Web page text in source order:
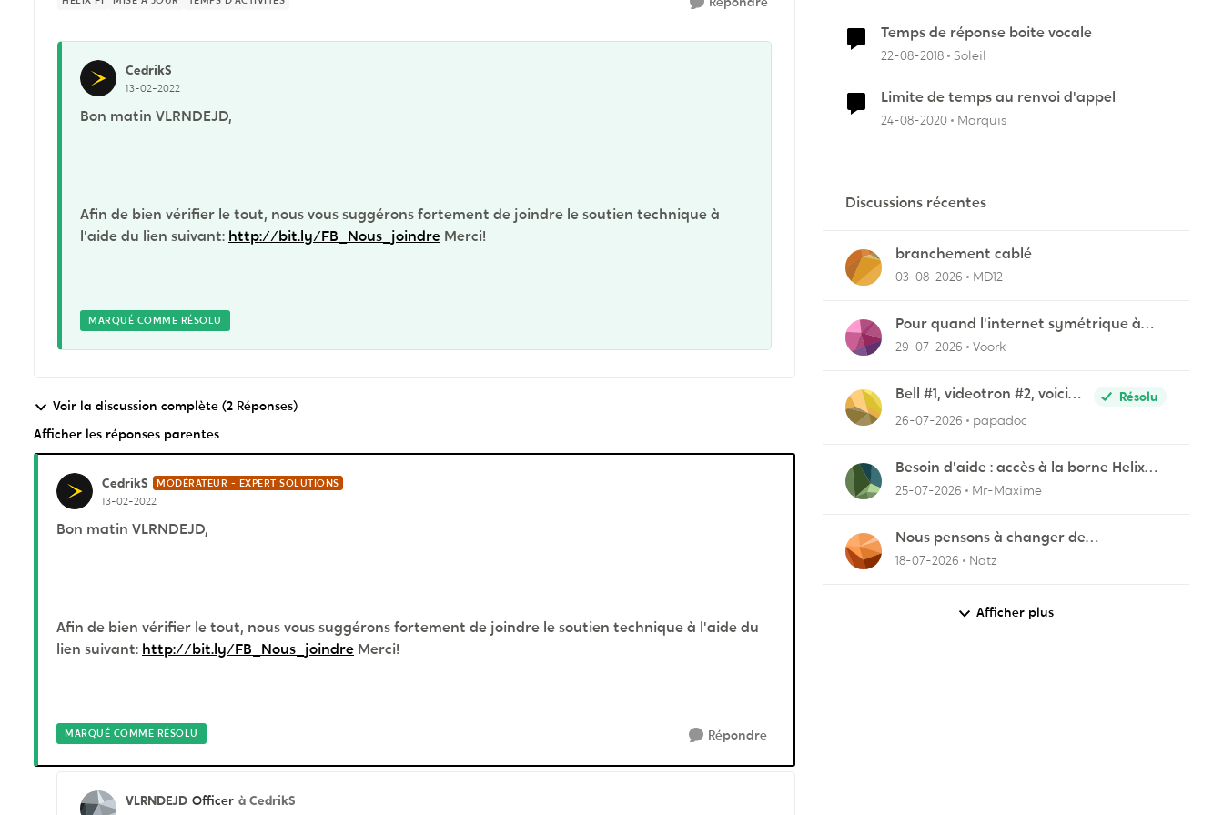
CedrikS
13-02-2022
Bon matin VLRNDEJD,
Afin de bien vérifier le tout, nous vous suggérons fortement de joindre le soutien technique à
l'aide du lien suivant: http://bit.ly/FB_Nous_joindre Merci!
MARQUÉ COMME RÉSOLU
Voir la discussion complète (2 Réponses)
Afficher les réponses parentes
CedrikS MODÉRATEUR - EXPERT SOLUTIONS
13-02-2022
Bon matin VLRNDEJD,
Afin de bien vérifier le tout, nous vous suggérons fortement de joindre le soutien technique à l'aide du
lien suivant: http://bit.ly/FB_Nous_joindre Merci!
MARQUÉ COMME RÉSOLU Répondre
VLRNDEJD Officer à CedrikS
Temps de réponse boite vocale
22-08-2018 Soleil
Limite de temps au renvoi d'appel
24-08-2020 Marquis
Discussions récentes
branchement cablé
03-08-2026 MD12
Pour quand l'internet symétrique à
Lévis?
29-07-2026 Voork
Bell #1, videotron #2, voici
pourquoi
Résolu
26-07-2026
papadoc
Besoin d'aide : accès à la borne Helix
pour vérifier l'UPnP NAT Black Ops 2
25-07-2026 Mr-Maxime
Nous pensons à changer de
fournisseurs…
18-07-2026 Natz
Afficher plus